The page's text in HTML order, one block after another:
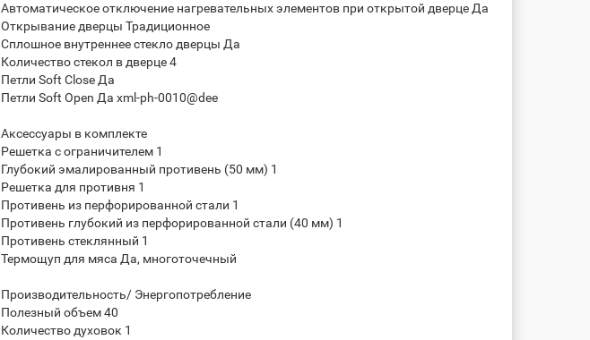
Автоматическое отключение нагревательных элементов при открытой дверце Да
Открывание дверцы Традиционное
Сплошное внутреннее стекло дверцы Да
Количество стекол в дверце 4
Петли Soft Close Да
Петли Soft Open Да xml-ph-0010@dee
Аксессуары в комплекте
Решетка с ограничителем 1
Глубокий эмалированный противень (50 мм) 1
Решетка для противня 1
Противень из перфорированной стали 1
Противень глубокий из перфорированной стали (40 мм) 1
Противень стеклянный 1
Термощуп для мяса Да, многоточечный
Производительность/ Энергопотребление
Полезный объем 40
Количество духовок 1